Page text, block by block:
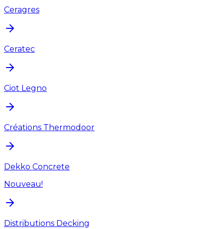
Ceragres
Ceratec
Ciot Legno
Créations Thermodoor
Dekko Concrete
Nouveau!
Distributions Decking